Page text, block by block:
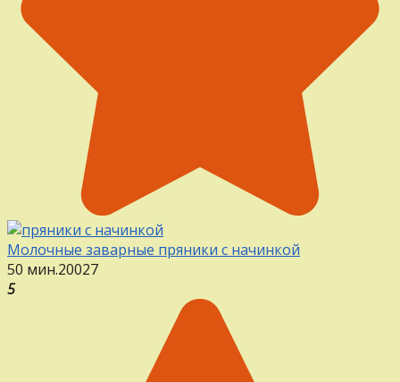
Молочные заварные пряники с начинкой
50 мин.20027
5